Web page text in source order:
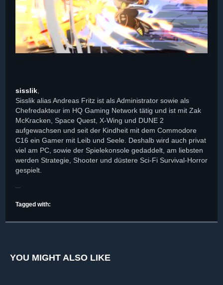
sisslik,
Sisslik alias Andreas Fritz ist als Administrator sowie als
Chefredakteur im HQ Gaming Network tätig und ist mit Zak
McKracken, Space Quest, X-Wing und DUNE 2
aufgewachsen und seit der Kindheit mit dem Commodore
C16 ein Gamer mit Leib und Seele. Deshalb wird auch privat
viel am PC, sowie der Spielekonsole gedaddelt, am liebsten
werden Strategie, Shooter und düstere Sci-Fi Survival-Horror
gespielt.
Tagged with:
YOU MIGHT ALSO LIKE